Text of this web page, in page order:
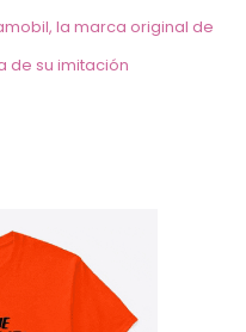
la marca original de
de su imitación